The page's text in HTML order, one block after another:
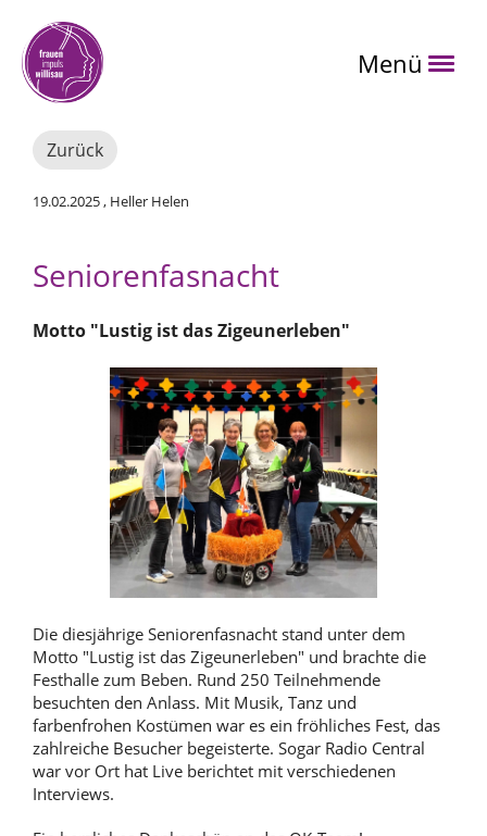
Menü
Zurück
19.02.2025, Heller Helen
Seniorenfasnacht
Motto "Lustig ist das Zigeunerleben"
Die diesjährige Seniorenfasnacht stand unter dem
Motto "Lustig ist das Zigeunerleben" und brachte die
Festhalle zum Beben. Rund 250 Teilnehmende
besuchten den Anlass. Mit Musik, Tanz und
farbenfrohen Kostümen war es ein fröhliches Fest, das
zahlreiche Besucher begeisterte. Sogar Radio Central
war vor Ort hat Live berichtet mit verschiedenen
Interviews.